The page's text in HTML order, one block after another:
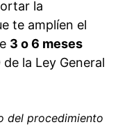
la
te amplíen el
3 o 6 meses
la Ley General
del procedimiento